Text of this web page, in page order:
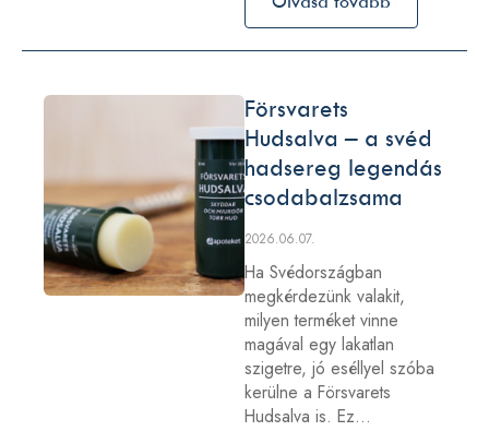
Försvarets
Hudsalva – a svéd
hadsereg legendás
csodabalzsama
2026.06.07.
Ha Svédországban
megkérdezünk valakit,
milyen terméket vinne
magával egy lakatlan
szigetre, jó eséllyel szóba
kerülne a Försvarets
Hudsalva is. Ez…